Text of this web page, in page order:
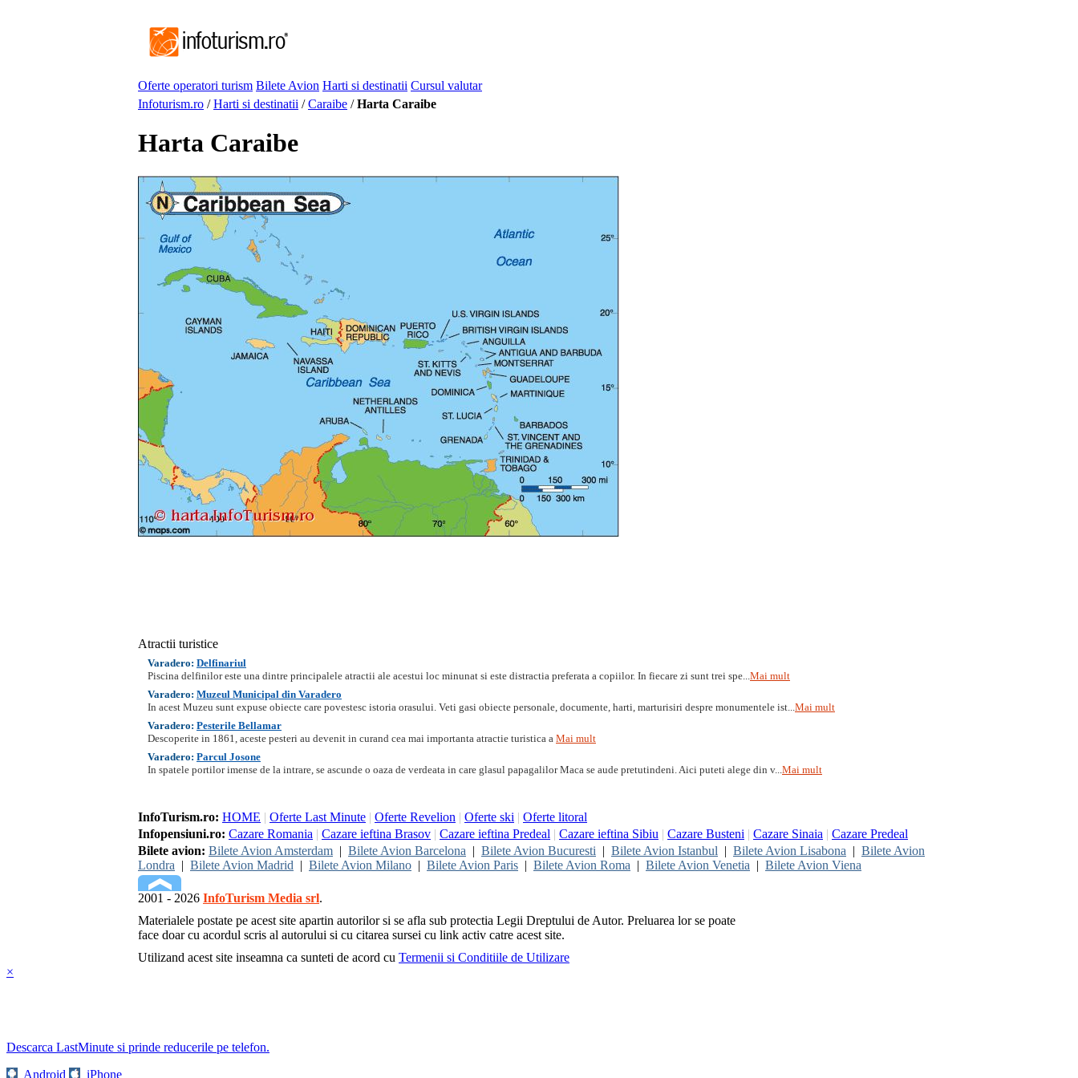
Oferte operatori turism Bilete Avion Harti si destinatii Cursul valutar
Infoturism.ro /Harti si destinatii /Caraibe /Harta Caraibe
Harta Caraibe
Atractii turistice
Varadero: Delfinariul
Piscina delfinilor este una dintre principalele atractii ale acestui loc minunat si este distractia preferata a copiilor. In fiecare zi sunt trei spe... Mai mult
Varadero: Muzeul Municipal din Varadero
In acest Muzeu sunt expuse obiecte care povestesc istoria orasului. Veti gasi obiecte personale, documente, harti, marturisiri despre monumentele ist... Mai mult
Varadero: Pesterile Bellamar
Descoperite in 1861, aceste pesteri au devenit in curand cea mai importanta atractie turistica a Mai mult
Varadero: Parcul Josone
In spatele portilor imense de la intrare, se ascunde o oaza de verdeata in care glasul papagalilor Maca se aude pretutindeni. Aici puteti alege din v... Mai mult
InfoTurism.ro: HOME | Oferte Last Minute | Oferte Revelion | Oferte ski | Oferte litoral
Infopensiuni.ro: Cazare Romania | Cazare ieftina Brasov | Cazare ieftina Predeal | Cazare ieftina Sibiu | Cazare Busteni | Cazare Sinaia | Cazare Predeal
Bilete avion: Bilete Avion Amsterdam | Bilete Avion Barcelona | Bilete Avion Bucuresti | Bilete Avion Istanbul | Bilete Avion Lisabona | Bilete Avion
Londra | Bilete Avion Madrid | Bilete Avion Milano | Bilete Avion Paris | Bilete Avion Roma | Bilete Avion Venetia | Bilete Avion Viena
2001 - 2026 InfoTurism Media srl.
Materialele postate pe acest site apartin autorilor si se afla sub protectia Legii Dreptului de Autor. Preluarea lor se poate
face doar cu acordul scris al autorului si cu citarea sursei cu link activ catre acest site.
Utilizand acest site inseamna ca sunteti de acord cu Termenii si Conditiile de Utilizare
×
Descarca LastMinute si prinde reducerile pe telefon.
Android
iPhone